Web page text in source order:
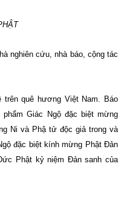
nghiên cứu, nhà báo, cộng tác
trên quê hương Việt Nam. Báo
Giác Ngộ đặc biệt mừng
Ni và Phậ tử độc giả trong và
đặc biệt kính mừng Phật Đản
Phật kỷ niệm Đản sanh của